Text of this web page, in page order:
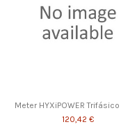
Meter HYXiPOWER
120,42 €